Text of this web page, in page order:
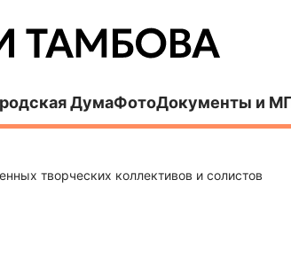
ДумаФотоДокументы и
творческих коллективов и солистов